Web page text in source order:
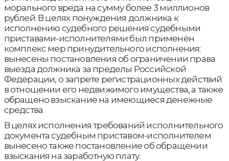
морального вреда на сумму более 3 миллионов
рублей. В целях понуждения должника к
исполнению судебного решения судебными
приставами-исполнителями был применён
комплекс мер принудительного исполнения:
вынесены постановления об ограничении права
выезда должника за пределы Российской
Федерации, о запрете регистрационных действий
в отношении его недвижимого имущества, а также
обращено взыскание на имеющиеся денежные
средства
В целях исполнения требований исполнительного
документа судебным приставом-исполнителем
вынесено также постановление об обращении
взыскания на заработную плату.